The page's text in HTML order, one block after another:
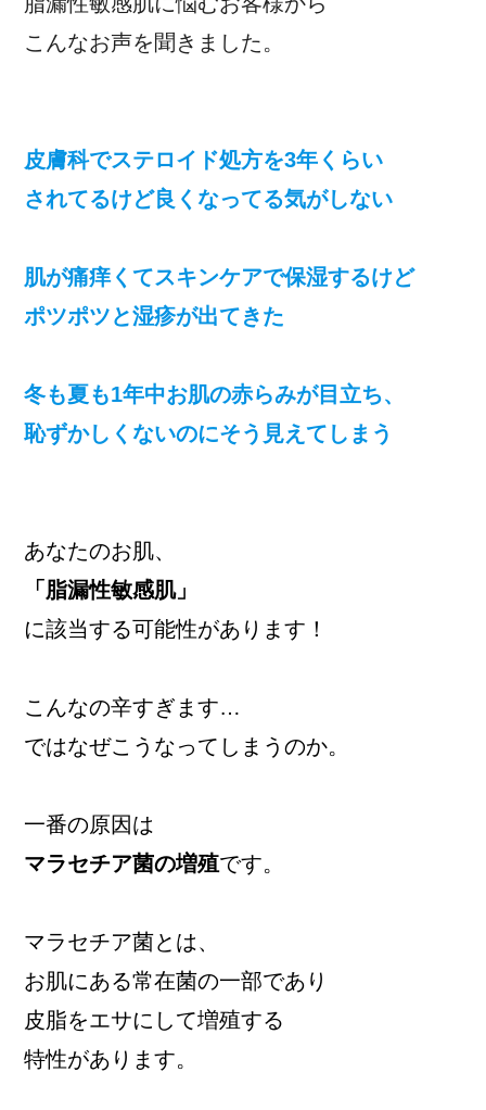
こんなお声を聞きました。
皮膚科でステロイド処方を3年くらい
されてるけど良くなってる気がしない
肌が痛痒くてスキンケアで保湿するけど
ポツポツと湿疹が出てきた
冬も夏も1年中お肌の赤らみが目立ち、
恥ずかしくないのにそう見えてしまう
あなたのお肌、
「脂漏性敏感肌」
に該当する可能性があります！
こんなの辛すぎます…
ではなぜこうなってしまうのか。
一番の原因は
マラセチア菌の増殖です。
マラセチア菌とは、
お肌にある常在菌の一部であり
皮脂をエサにして増殖する
特性があります。